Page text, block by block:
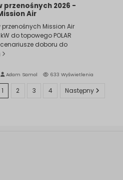
2026 -
Air
Mission Air
do topowego POLAR
doboru do
Adam Samol 633 Wyświetlenia
1 2 3 4 Następny